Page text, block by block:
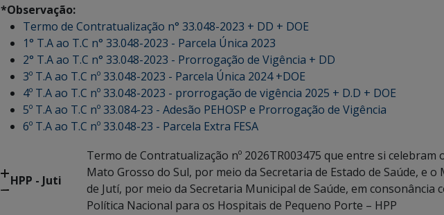
*Observação:
Termo de Contratualização n° 33.048-2023 + DD + DOE
1° T.A ao T.C n° 33.048-2023 - Parcela Única 2023
2° T.A ao T.C n° 33.048-2023 - Prorrogação de Vigência + DD
3º T.A ao T.C nº 33.048-2023 - Parcela Única 2024 +DOE
4º T.A ao T.C nº 33.048-2023 - prorrogação de vigência 2025 + D.D + DOE
5º T.A ao T.C nº 33.084-23 - Adesão PEHOSP e Prorrogação de Vigência
6º T.A ao T.C nº 33.048-23 - Parcela Extra FESA
HPP - Juti
Termo de Contratualização nº 2026TR003475 que entre si celebram
Mato Grosso do Sul, por meio da Secretaria de Estado de Saúde, e o
de Jutí, por meio da Secretaria Municipal de Saúde, em consonância
Política Nacional para os Hospitais de Pequeno Porte – HPP